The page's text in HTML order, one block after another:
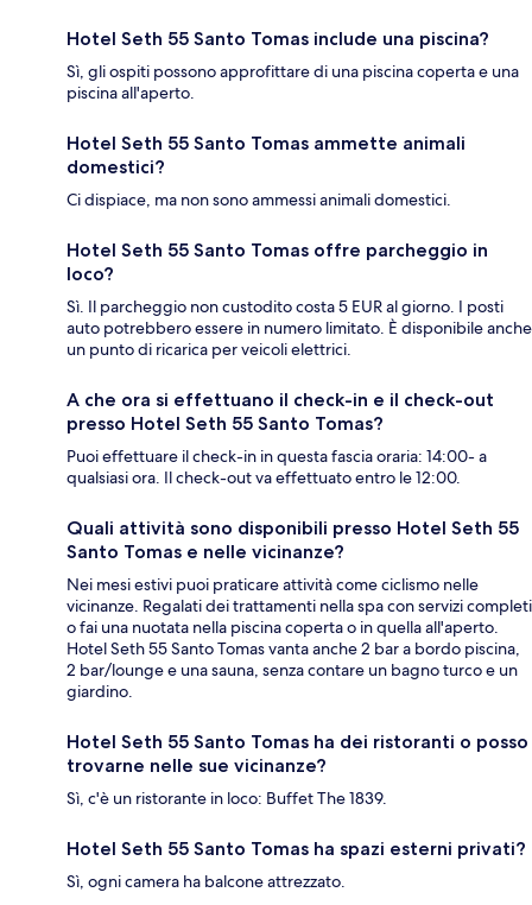
Hotel Seth 55 Santo Tomas include una piscina?
Sì, gli ospiti possono approfittare di una piscina coperta e una
piscina all'aperto.
Hotel Seth 55 Santo Tomas ammette animali
domestici?
Ci dispiace, ma non sono ammessi animali domestici.
Hotel Seth 55 Santo Tomas offre parcheggio in
loco?
Sì. Il parcheggio non custodito costa 5 EUR al giorno. I posti
auto potrebbero essere in numero limitato. È disponibile anche
un punto di ricarica per veicoli elettrici.
A che ora si effettuano il check-in e il check-out
presso Hotel Seth 55 Santo Tomas?
Puoi effettuare il check-in in questa fascia oraria: 14:00- a
qualsiasi ora. Il check-out va effettuato entro le 12:00.
Quali attività sono disponibili presso Hotel Seth 55
Santo Tomas e nelle vicinanze?
Nei mesi estivi puoi praticare attività come ciclismo nelle
vicinanze. Regalati dei trattamenti nella spa con servizi completi
o fai una nuotata nella piscina coperta o in quella all'aperto.
Hotel Seth 55 Santo Tomas vanta anche 2 bar a bordo piscina,
2 bar/lounge e una sauna, senza contare un bagno turco e un
giardino.
Hotel Seth 55 Santo Tomas ha dei ristoranti o posso
trovarne nelle sue vicinanze?
Sì, c'è un ristorante in loco: Buffet The 1839.
Hotel Seth 55 Santo Tomas ha spazi esterni privati?
Sì, ogni camera ha balcone attrezzato.